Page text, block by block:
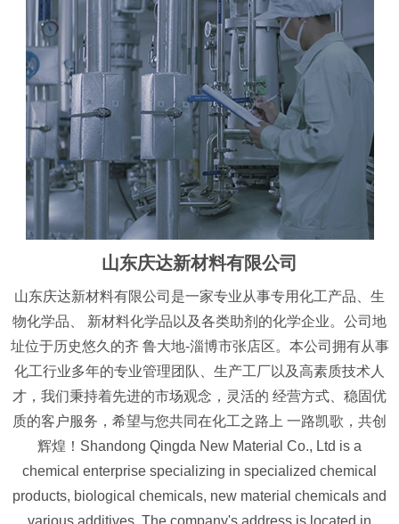
山东庆达新材料有限公司
山东庆达新材料有限公司是一家专业从事专用化工产品、生
物化学品、 新材料化学品以及各类助剂的化学企业。公司地
址位于历史悠久的齐 鲁大地-淄博市张店区。本公司拥有从事
化工行业多年的专业管理团队、生产工厂以及高素质技术人
才，我们秉持着先进的市场观念，灵活的 经营方式、稳固优
质的客户服务，希望与您共同在化工之路上 一路凯歌，共创
辉煌！Shandong Qingda New Material Co., Ltd is a
chemical enterprise specializing in specialized chemical
products, biological chemicals, new material chemicals and